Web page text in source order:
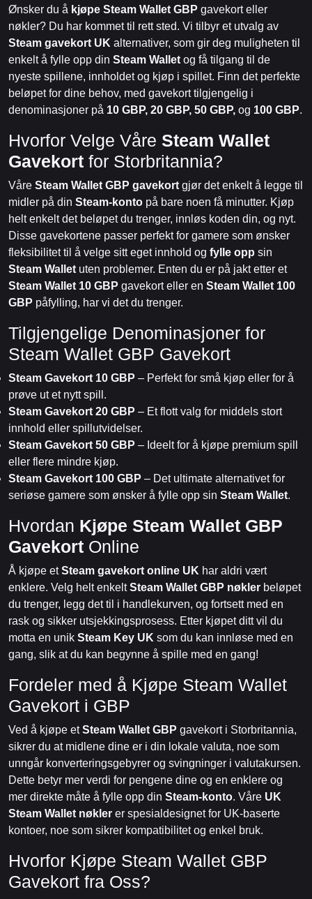
Ønsker du å kjøpe Steam Wallet GBP gavekort eller
nøkler? Du har kommet til rett sted. Vi tilbyr et utvalg av
Steam gavekort UK alternativer, som gir deg muligheten til
enkelt å fylle opp din Steam Wallet og få tilgang til de
nyeste spillene, innholdet og kjøp i spillet. Finn det perfekte
beløpet for dine behov, med gavekort tilgjengelig i
denominasjoner på 10 GBP, 20 GBP, 50 GBP, og 100 GBP.
Hvorfor Velge Våre Steam Wallet
Gavekort for Storbritannia?
Våre Steam Wallet GBP gavekort gjør det enkelt å legge til
midler på din Steam-konto på bare noen få minutter. Kjøp
helt enkelt det beløpet du trenger, innløs koden din, og nyt.
Disse gavekortene passer perfekt for gamere som ønsker
fleksibilitet til å velge sitt eget innhold og fylle opp sin
Steam Wallet uten problemer. Enten du er på jakt etter et
Steam Wallet 10 GBP gavekort eller en Steam Wallet 100
GBP påfylling, har vi det du trenger.
Tilgjengelige Denominasjoner for
Steam Wallet GBP Gavekort
Steam Gavekort 10 GBP – Perfekt for små kjøp eller for å
prøve ut et nytt spill.
Steam Gavekort 20 GBP – Et flott valg for middels stort
innhold eller spillutvidelser.
Steam Gavekort 50 GBP – Ideelt for å kjøpe premium spill
eller flere mindre kjøp.
Steam Gavekort 100 GBP – Det ultimate alternativet for
seriøse gamere som ønsker å fylle opp sin Steam Wallet.
Hvordan Kjøpe Steam Wallet GBP
Gavekort Online
Å kjøpe etSteam gavekort online UK har aldri vært
enklere. Velg helt enkeltSteam Wallet GBP nøkler beløpet
du trenger, legg det til i handlekurven, og fortsett med en
rask og sikker utsjekkingsprosess. Etter kjøpet ditt vil du
motta en unik Steam Key UK som du kan innløse med en
gang, slik at du kan begynne å spille med en gang!
Fordeler med å Kjøpe Steam Wallet
Gavekort i GBP
Ved å kjøpe etSteam Wallet GBP gavekort i Storbritannia,
sikrer du at midlene dine er i din lokale valuta, noe som
unngår konverteringsgebyrer og svingninger i valutakursen.
Dette betyr mer verdi for pengene dine og en enklere og
mer direkte måte å fylle opp din Steam-konto. Våre UK
Steam Wallet nøkler er spesialdesignet for UK-baserte
kontoer, noe som sikrer kompatibilitet og enkel bruk.
Hvorfor Kjøpe Steam Wallet GBP
Gavekort fra Oss?